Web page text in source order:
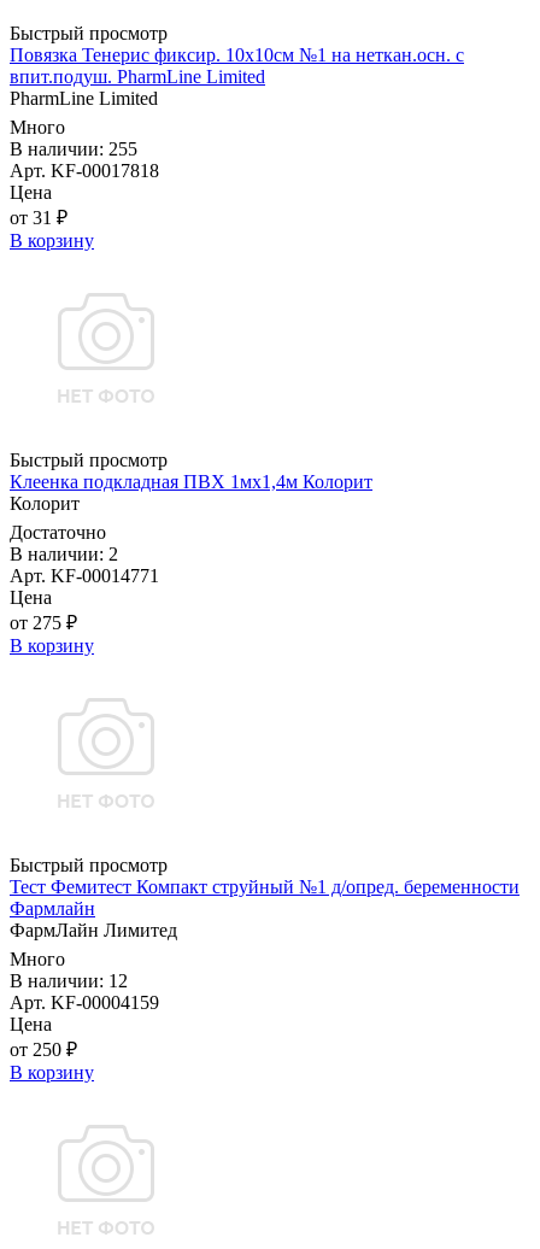
Быстрый просмотр
Повязка Тенерис фиксир. 10х10см №1 на неткан.осн. с
впит.подуш. PharmLine Limited
PharmLine Limited
Много
В наличии: 255
Арт. KF-00017818
Цена
от 31 ₽
В корзину
Быстрый просмотр
Клеенка подкладная ПВХ 1мx1,4м Колорит
Колорит
Достаточно
В наличии: 2
Арт. KF-00014771
Цена
от 275 ₽
В корзину
Быстрый просмотр
Тест Фемитест Компакт струйный №1 д/опред. беременности
Фармлайн
ФармЛайн Лимитед
Много
В наличии: 12
Арт. KF-00004159
Цена
от 250 ₽
В корзину